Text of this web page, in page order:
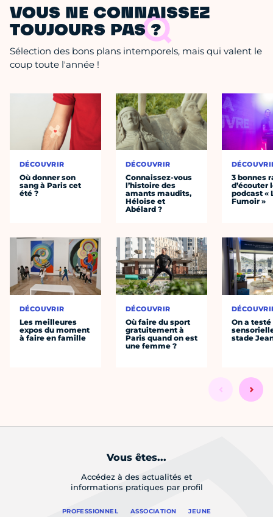
VOUS NE CONNAISSEZ
TOUJOURS PAS ?
Sélection des bons plans intemporels, mais qui valent le
coup toute l'année !
DÉCOUVRIR
Où donner son
sang à Paris cet
été ?
DÉCOUVRIR
Les meilleures
expos du moment
à faire en famille
DÉCOUVRIR
Connaissez-vous
l’histoire des
amants maudits,
Héloïse et
Abélard ?
DÉCOUVRIR
Où faire du sport
gratuitement à
Paris quand on est
une femme ?
3 bonnes
d’écouter
podcast «
Fumoir »
On a
stade
Vous êtes...
Accédez à des actualités et
informations pratiques par profil
PROFESSIONNEL ASSOCIATION JEUNE